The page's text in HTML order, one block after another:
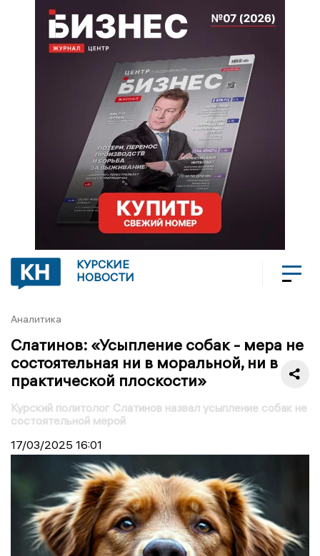
КУРСКИЕ
НОВОСТИ
Аналитика
Слатинов: «Усыпление собак - мера не
состоятельная ни в моральной, ни в
практической плоскости»
Курский политолог Слатинов назвал усыпление собак не
состоятельной мерой
17/03/2025 16:01